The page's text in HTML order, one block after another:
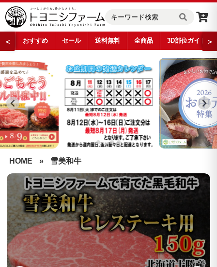
＜ おすすめ セール 送料無料 全商品 3D部位ガイド ＞
HOME » 雪美和牛